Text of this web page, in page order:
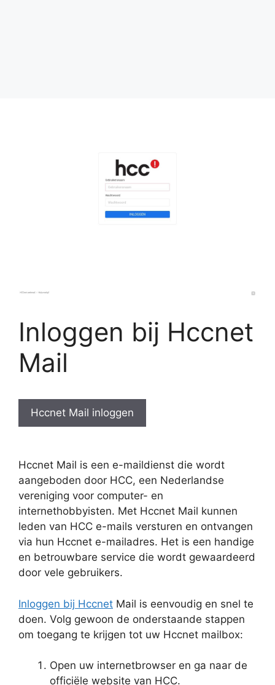
Inloggen bij Hccnet
Mail
Hccnet Mail inloggen
Hccnet Mail is een e-maildienst die wordt
aangeboden door HCC, een Nederlandse
vereniging voor computer- en
internethobbyisten. Met Hccnet Mail kunnen
leden van HCC e-mails versturen en ontvangen
via hun Hccnet e-mailadres. Het is een handige
en betrouwbare service die wordt gewaardeerd
door vele gebruikers.
Inloggen bij Hccnet Mail is eenvoudig en snel te
doen. Volg gewoon de onderstaande stappen
om toegang te krijgen tot uw Hccnet mailbox:
Open uw internetbrowser en ga naar de
officiële website van HCC.